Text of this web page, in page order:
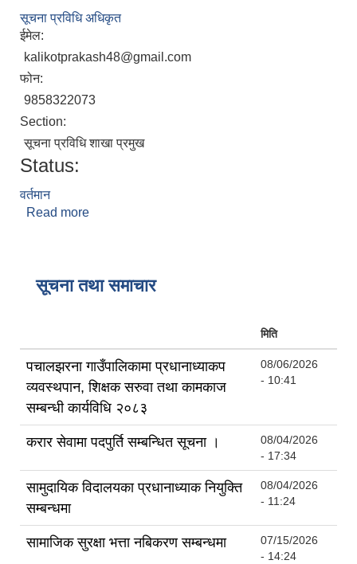
सूचना प्रविधि अधिकृत
ईमेल:
kalikotprakash48@gmail.com
फोन:
9858322073
Section:
सूचना प्रविधि शाखा प्रमुख
Status:
वर्तमान
Read more
सूचना तथा समाचार
मिति
पचालझरना गाउँपालिकामा प्रधानाध्याकप
व्यवस्थपान, शिक्षक सरुवा तथा कामकाज
सम्बन्धी कार्यविधि २०८३
08/06/2026
- 10:41
करार सेवामा पदपुर्ति सम्बन्धित सूचना ।
08/04/2026
- 17:34
सामुदायिक विदालयका प्रधानाध्याक नियुक्ति
सम्बन्धमा
08/04/2026
- 11:24
सामाजिक सुरक्षा भत्ता नबिकरण सम्बन्धमा
07/15/2026
- 14:24